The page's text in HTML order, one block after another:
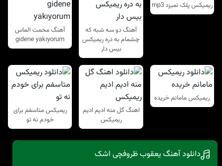
ریمیکس پلک نمیزد mp3
آهنگ دو سه شبه که
چشمام به دره ریمیکس
بیس دار
آهنگ محمت الماس
gidene yakıyorum
ریمیکس مامانم خریده
اهنگ گل منه ادیم ادیم
ریمیکس
ریمیکس متاسفم برای
خودم نه تو
دانلود آهنگ یعقوب ظروفچی اشک